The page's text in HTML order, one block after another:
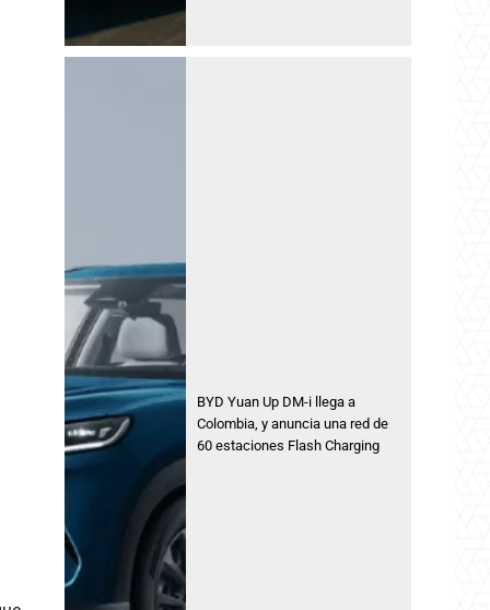
BYD Yuan Up DM-i llega a
Colombia, y anuncia una red de
60 estaciones Flash Charging